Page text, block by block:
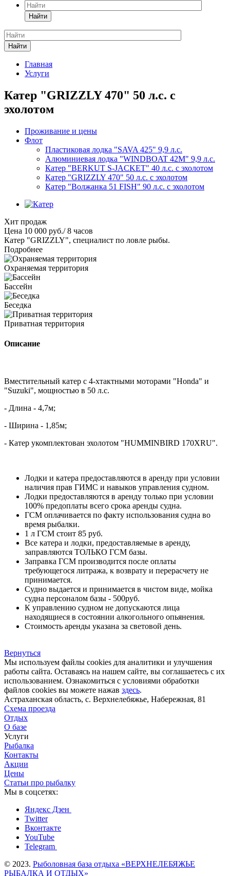
Найти
Найти
Главная
Услуги
Катер "GRIZZLY 470" 50 л.с. с
эхолотом
Проживание и цены
Флот
Пластиковая лодка "SAVA 425" 9,9 л.с.
Алюминиевая лодка "WINDBOAT 42М" 9,9 л.с.
Катер "BERKUT S-JACKET" 40 л.с. с эхолотом
Катер "GRIZZLY 470" 50 л.с. с эхолотом
Катер "Волжанка 51 FISH" 90 л.с. с эхолотом
Хит продаж
Цена 10 000 руб./ 8 часов
Катер "GRIZZLY", специалист по ловле рыбы.
Подробнее
Охраняемая территория
Бассейн
Беседка
Приватная территория
Описание
Вместительный катер с 4-хтактными моторами "Honda" и
"Suzuki", мощностью в 50 л.с.
- Длина - 4,7м;
- Ширина - 1,85м;
- Катер укомплектован эхолотом "HUMMINBIRD 170XRU".
Лодки и катера предоставляются в аренду при условии
наличия прав ГИМС и навыков управления судном.
Лодки предоставляются в аренду только при условии
100% предоплаты всего срока аренды судна.
ГСМ оплачивается по факту использования судна во
время рыбалки.
1 л ГСМ стоит 85 руб.
Все катера и лодки, предоставляемые в аренду,
заправляются ТОЛЬКО ГСМ базы.
Заправка ГСМ производится после оплаты
требующегося литража, к возврату и перерасчету не
принимается.
Судно выдается и принимается в чистом виде, мойка
судна персоналом базы - 500руб.
К управлению судном не допускаются лица
находящиеся в состоянии алкогольного опьянения.
Стоимость аренды указана за световой день.
Вернуться
Мы используем файлы cookies для аналитики и улучшения
работы сайта. Оставаясь на нашем сайте, вы соглашаетесь с их
использованием. Ознакомиться с условиями обработки
файлов cookies вы можете нажав здесь.
Астраханская область, с. Верхнелебяжье, Набережная, 81
Схема проезда
Отдых
О базе
Услуги
Рыбалка
Контакты
Акции
Цены
Статьи про рыбалку
Мы в соцсетях:
Яндекс Дзен
Twitter
Вконтакте
YouTube
Telegram
© 2023. Рыболовная база отдыха «ВЕРХНЕЛЕБЯЖЬЕ
РЫБАЛКА И ОТДЫХ»